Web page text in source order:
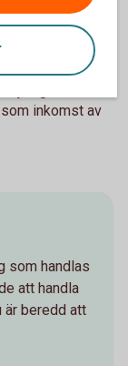
inkomst av
som handlas
att handla
är beredd att